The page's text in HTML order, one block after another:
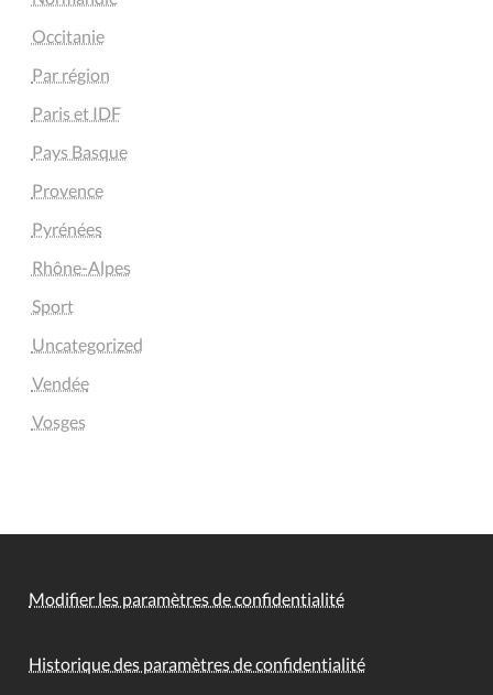
Occitanie
Par région
Paris et IDF
Pays Basque
Provence
Pyrénées
Rhône-Alpes
Sport
Uncategorized
Vendée
Vosges
Modifier les paramètres de confidentialité
Historique des paramètres de confidentialité